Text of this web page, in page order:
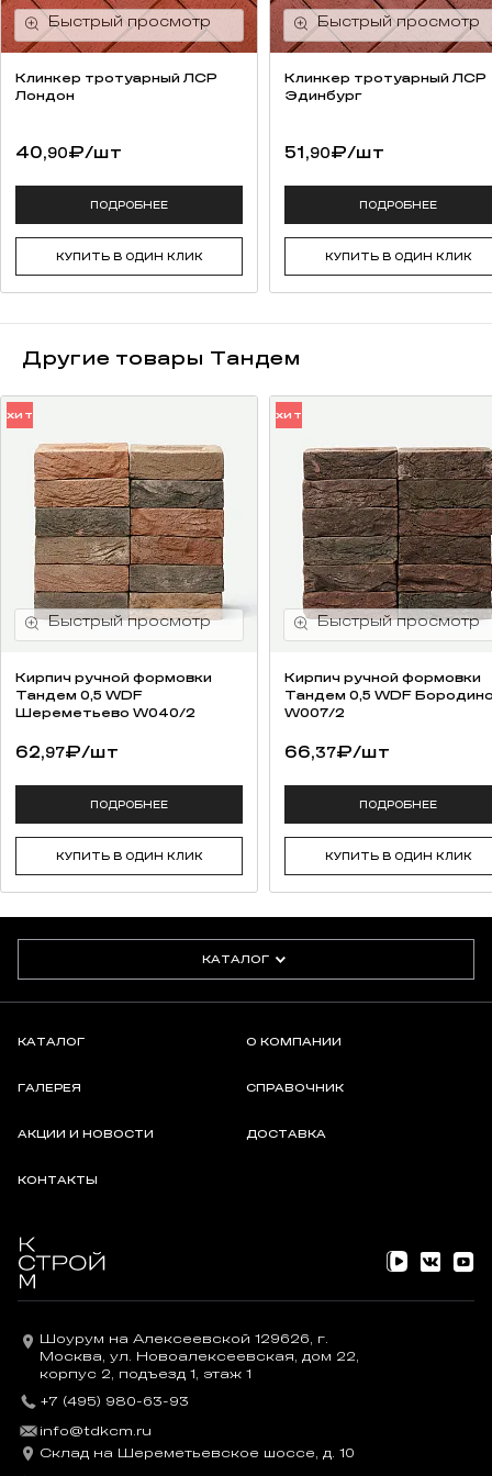
Клинкер тротуарный ЛСР
Лондон
40,90₽/шт
ПОДРОБНЕЕ
КУПИТЬ В ОДИН КЛИК
Клинкер тротуарный ЛСР
Эдинбург
51,90₽/шт
ПОДРОБНЕЕ
КУПИТЬ В ОДИН КЛИК
Другие товары Тандем
ХИТ
Кирпич ручной формовки
Тандем 0,5 WDF
Шереметьево W040/2
62,97₽/шт
ПОДРОБНЕЕ
КУПИТЬ В ОДИН КЛИК
ХИТ
Кирпич ручной формовки
Тандем 0,5 WDF
W007/2
66,37₽/шт
ПОДРОБНЕЕ
КУПИТЬ В ОДИН КЛИК
КАТАЛОГ
КАТАЛОГ О КОМПАНИИ
ГАЛЕРЕЯ СПРАВОЧНИК
АКЦИИ И НОВОСТИ ДОСТАВКА
КОНТАКТЫ
Шоурум на Алексеевской 129626, г.
Москва, ул. Новоалексеевская, дом 22,
корпус 2, подъезд 1, этаж 1
+7 (495) 980-63-93
info@tdkcm.ru
Склад на Шереметьевское шоссе, д. 10